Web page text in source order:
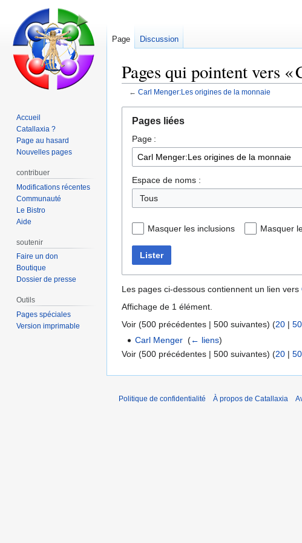
Pages qui pointent vers
← Carl Menger:Les origines de la monnaie
navigation
recherche
Pages liées
Page :
Espace de noms :
Tous
Masquer les inclusions Masquer
Lister
Les pages ci-dessous contiennent un lien vers
Affichage de 1 élément.
Voir (500 précédentes | 500 suivantes) (20 | 50
Carl Menger ‎(← liens)
Voir (500 précédentes | 500 suivantes) (20 | 50
Page Discussion
Accueil
Catallaxia ?
Page au hasard
Nouvelles pages
contribuer
Modifications récentes
Communauté
Le Bistro
Aide
soutenir
Faire un don
Boutique
Dossier de presse
Outils
Pages spéciales
Version imprimable
Politique de confidentialité À propos de Catallaxia